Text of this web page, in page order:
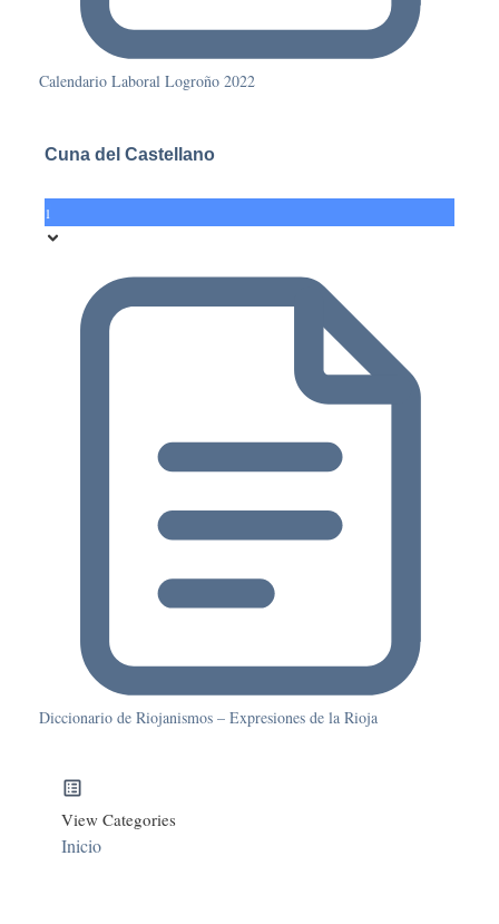
Calendario Laboral Logroño 2022
Cuna del Castellano
1
Diccionario de Riojanismos – Expresiones de la Rioja
View Categories
Inicio